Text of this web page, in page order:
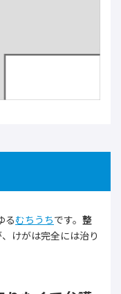
るむちうちです。 整
けがは完全には治り